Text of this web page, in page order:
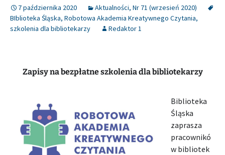
7 października 2020 Aktualności, Nr 71 (wrzesień 2020)
BIblioteka Śląska, Robotowa Akademia Kreatywnego Czytania,
szkolenia dla bibliotekarzy
Redaktor 1
Zapisy na bezpłatne szkolenia dla bibliotekarzy
Biblioteka
Śląska
zaprasza
pracownikó
w bibliotek